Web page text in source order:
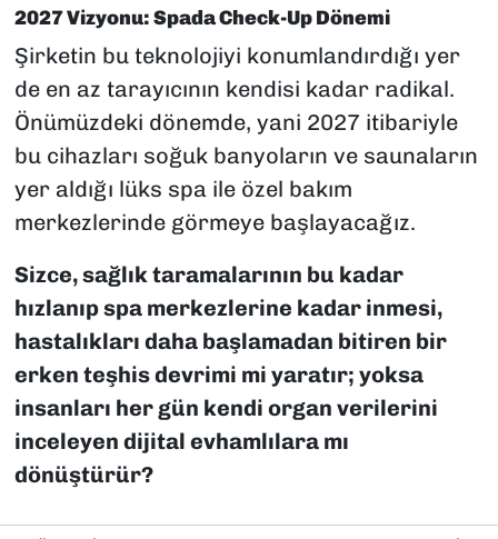
2027 Vizyonu: Spada Check-Up Dönemi
Şirketin bu teknolojiyi konumlandırdığı yer
de en az tarayıcının kendisi kadar radikal.
Önümüzdeki dönemde, yani 2027 itibariyle
bu cihazları soğuk banyoların ve saunaların
yer aldığı lüks spa ile özel bakım
merkezlerinde görmeye başlayacağız.
Sizce, sağlık taramalarının bu kadar
hızlanıp spa merkezlerine kadar inmesi,
hastalıkları daha başlamadan bitiren bir
erken teşhis devrimi mi yaratır; yoksa
insanları her gün kendi organ verilerini
inceleyen dijital evhamlılara mı
dönüştürür?